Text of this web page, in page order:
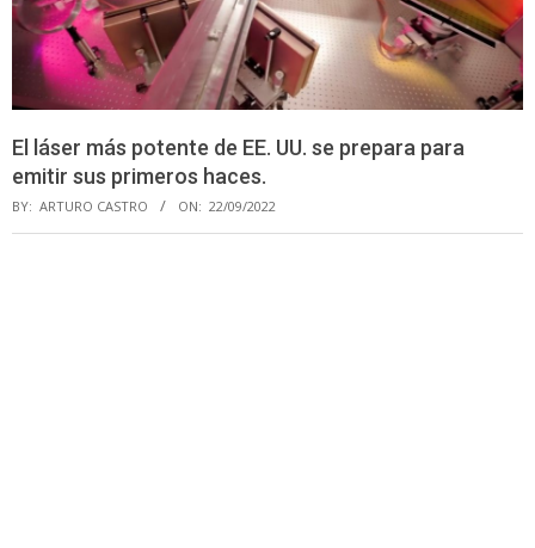
El láser más potente de EE. UU. se prepara para
emitir sus primeros haces.
BY: ARTURO CASTRO ON: 22/09/2022